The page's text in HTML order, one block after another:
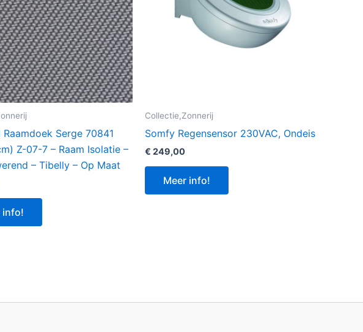
Raamdoek Serge 70841
Z-07-7 – Raam Isolatie –
– Tibelly – Op Maat
info!
Collectie,Zonnerij
Somfy Regensensor 230VAC, Ondeis
€ 249,00
Meer info!